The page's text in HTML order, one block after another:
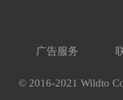
广告服务
© 2016-2021 Wildto